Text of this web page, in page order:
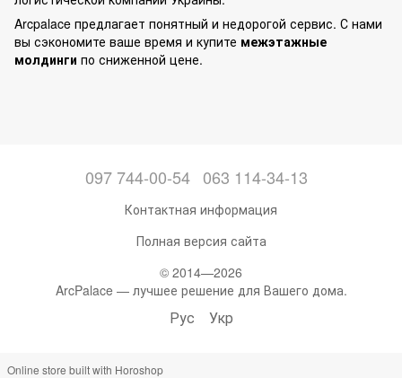
Arcpalace предлагает понятный и недорогой сервис. С нами
вы сэкономите ваше время и купите межэтажные
молдинги по сниженной цене.
097 744-00-54 063 114-34-13
Контактная информация
Полная версия сайта
© 2014—2026
ArcPalace — лучшее решение для Вашего дома.
Рус Укр
Online store built with Horoshop